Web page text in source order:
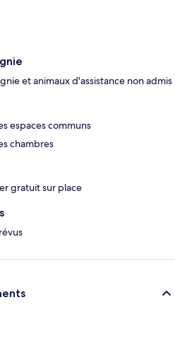
et animaux d'assistance non admis
espaces communs
chambres
gratuit sur place